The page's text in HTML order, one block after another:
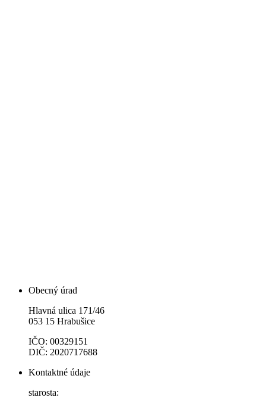
Obecný úrad
Hlavná ulica 171/46
053 15 Hrabušice
IČO: 00329151
DIČ: 2020717688
Kontaktné údaje
starosta: